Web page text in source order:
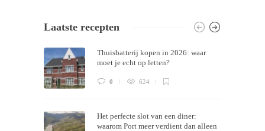
Themes bySilicon Themes . Join us right
now!
Laatste recepten
Thuisbatterij kopen in 2026: waar
moet je echt op letten?
0 624
Het perfecte slot van een diner:
waarom Port meer verdient dan alleen